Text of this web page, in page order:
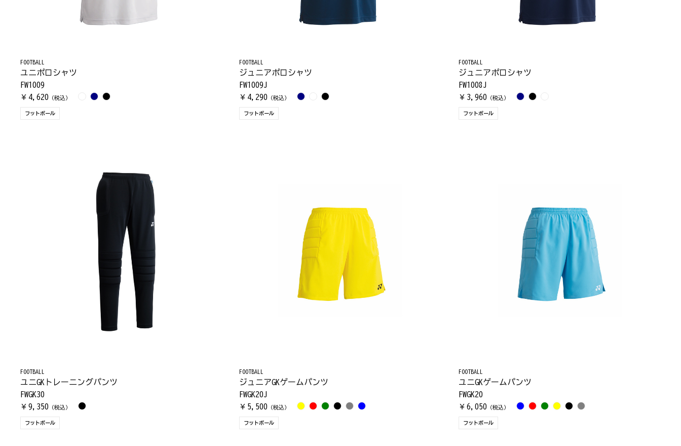
FOOTBALL
ユニポロシャツ
FW1009
￥ 4,620 （税込）
フットボール
FOOTBALL
ジュニアポロシャツ
FW1009J
￥ 4,290 （税込）
フットボール
FOOTBALL
ジュニアポロシャツ
FW1008J
￥ 3,960 （税込）
フットボール
FOOTBALL
ユニGKトレーニングパンツ
FWGK30
￥ 9,350 （税込）
フットボール
FOOTBALL
ジュニアGKゲームパンツ
FWGK20J
￥ 5,500 （税込）
フットボール
FOOTBALL
ユニGKゲームパンツ
FWGK20
￥ 6,050 （税込）
フットボール